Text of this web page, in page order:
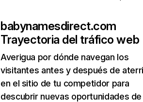
babynamesdirect.com
Trayectoria del tráfico web
Averigua por dónde navegan los
visitantes antes y después de
en el sitio de tu competidor para
descubrir nuevas oportunidades de